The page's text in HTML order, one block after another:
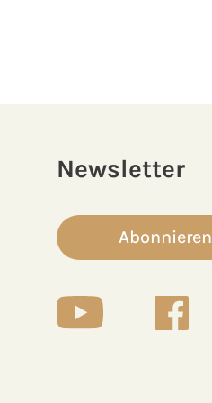
Newsletter
Abonnieren